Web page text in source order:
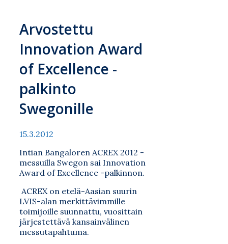
Arvostettu
Innovation Award
of Excellence -
palkinto
Swegonille
15.3.2012
Intian Bangaloren ACREX 2012 -
messuilla Swegon sai Innovation
Award of Excellence -palkinnon.
ACREX on etelä-Aasian suurin
LVIS-alan merkittävimmille
toimijoille suunnattu, vuosittain
järjestettävä kansainvälinen
messutapahtuma.